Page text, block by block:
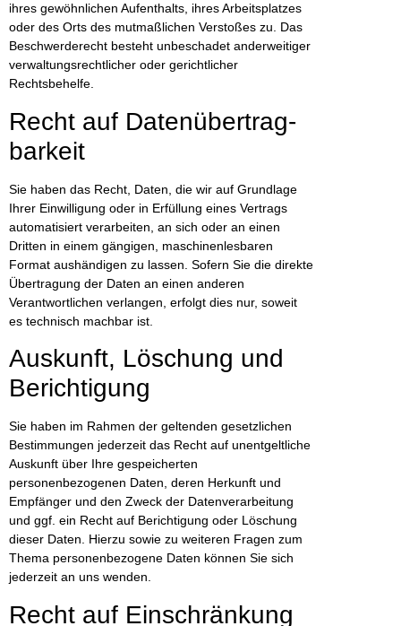
ihres gewöhnlichen Aufenthalts, ihres Arbeitsplatzes
oder des Orts des mutmaßlichen Verstoßes zu. Das
Beschwerderecht besteht unbeschadet anderweitiger
verwaltungsrechtlicher oder gerichtlicher
Rechtsbehelfe.
Recht auf Daten­übertrag­
barkeit
Sie haben das Recht, Daten, die wir auf Grundlage
Ihrer Einwilligung oder in Erfüllung eines Vertrags
automatisiert verarbeiten, an sich oder an einen
Dritten in einem gängigen, maschinenlesbaren
Format aushändigen zu lassen. Sofern Sie die direkte
Übertragung der Daten an einen anderen
Verantwortlichen verlangen, erfolgt dies nur, soweit
es technisch machbar ist.
Auskunft, Löschung und
Berichtigung
Sie haben im Rahmen der geltenden gesetzlichen
Bestimmungen jederzeit das Recht auf unentgeltliche
Auskunft über Ihre gespeicherten
personenbezogenen Daten, deren Herkunft und
Empfänger und den Zweck der Datenverarbeitung
und ggf. ein Recht auf Berichtigung oder Löschung
dieser Daten. Hierzu sowie zu weiteren Fragen zum
Thema personenbezogene Daten können Sie sich
jederzeit an uns wenden.
Recht auf Einschränkung